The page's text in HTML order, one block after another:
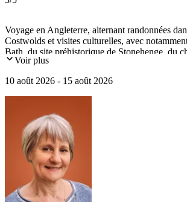
Voyage en Angleterre, alternant randonnées
Costwolds et visites culturelles, avec
Bath, du site préhistorique de Stonehenge, du
Broadway, Chipping Campden et Bourton-on-
Voir plus
10 août 2026 - 15 août 2026